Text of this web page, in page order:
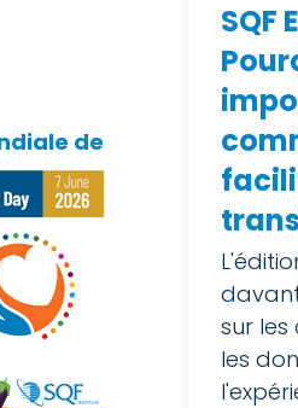
de
SQF
sur
les